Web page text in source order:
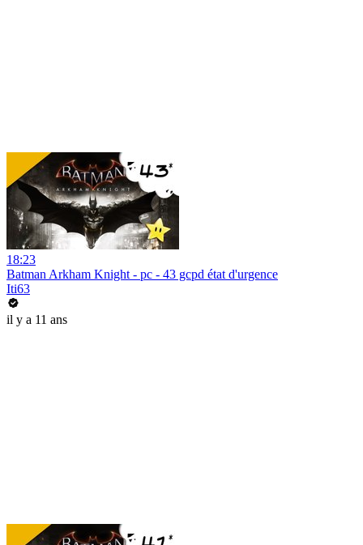
18:23
Batman Arkham Knight - pc - 43 gcpd état d'urgence
Iti63
il y a 11 ans